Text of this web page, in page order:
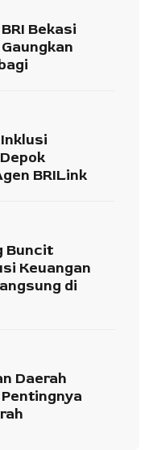
Bekasi
BRILink
Buncit
Keuangan
di
Daerah